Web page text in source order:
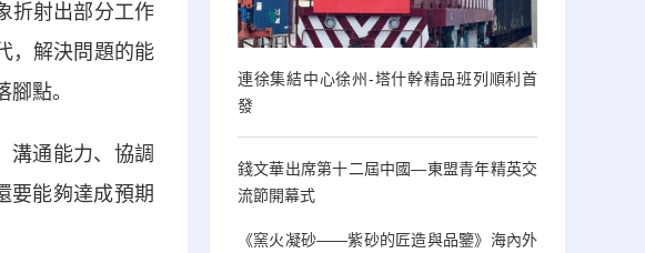
折射出部分工作
，解決問題的能
點。
通能力、協調
要能夠達成預期
連徐集結中心徐州-塔什幹精品班列順利首
發
錢文華出席第十二屆中國—東盟青年精英交
流節開幕式
《窯火凝砂——紫砂的匠造與品鑒》海內外